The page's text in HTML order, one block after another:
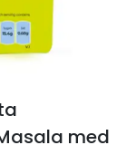
med